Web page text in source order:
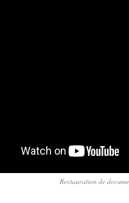
Restauration de